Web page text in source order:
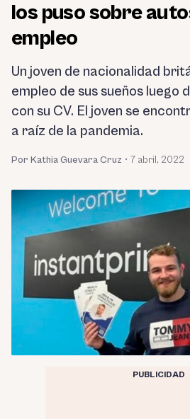
los puso sobre
empleo
Un joven de nacionalidad
empleo de sus sueños
con su CV. El joven se
a raíz de la pandemia.
Por Kathia Guevara Cruz • 7 abril, 2022
PUBLICIDAD